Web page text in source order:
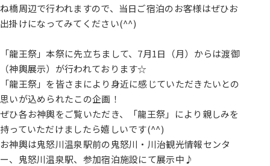
ね橋周辺で行われますので、当日ご宿泊のお客様はぜひお
出掛けになってみてください(^^)
「龍王祭」本祭に先立ちまして、7月1日（月）からは渡御
（神輿展示）が行われております☆
「龍王祭」を皆さまにより身近に感じていただきたいとの
思いが込められたこの企画！
ぜひ各お神輿をご覧いただき、「龍王祭」により親しみを
持っていただけましたら嬉しいです(^^)
お神輿は鬼怒川温泉駅前の鬼怒川・川治観光情報センタ
ー、鬼怒川温泉駅、参加宿泊施設にて展示中♪